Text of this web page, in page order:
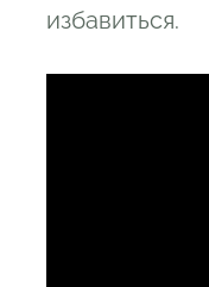
избавиться.